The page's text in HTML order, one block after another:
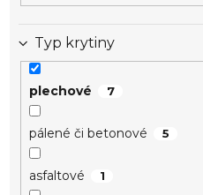
Typ krytiny
plechové 7
pálené či betonové 5
asfaltové 1